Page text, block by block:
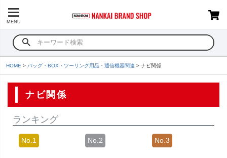
MENU
HOME バッグ・BOX・ツーリング用品・通信機器関連 ナビ関係
ナビ関係
ランキング